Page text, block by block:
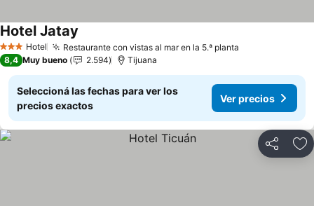
3 Estrellas
Hotel Restaurante con vistas al mar en la 5.ª planta
Hotel Jatay
8,4 Muy bueno 2.594 Tijuana
Seleccioná las fechas para ver los
precios exactos
Ver precios
Compartir